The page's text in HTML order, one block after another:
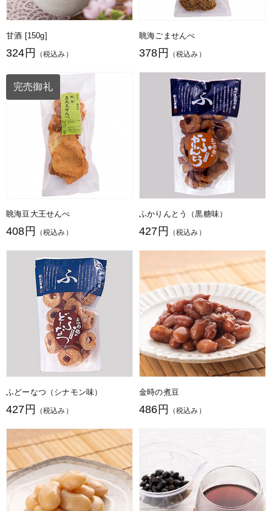
甘酒 [150g]
324円 （税込み）
眺海ごませんべ
378円 （税込み）
眺海豆大王せんべ
408円 （税込み）
完売御礼
ふかりんとう（黒糖味）
427円 （税込み）
ふどーなつ（シナモン味）
427円 （税込み）
金時の煮豆
486円 （税込み）